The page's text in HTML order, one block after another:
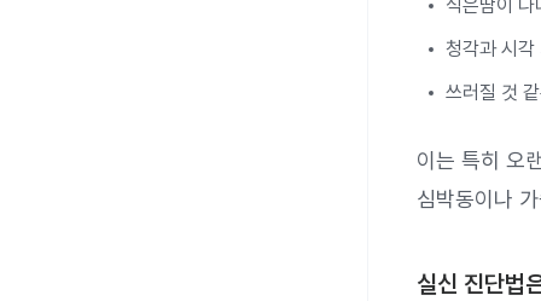
식은땀이
청각과 시각
쓰러질 것
이는 특히 오
심박동이나
실신 진단법